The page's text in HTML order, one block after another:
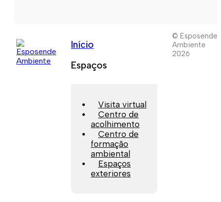
Início
Espaços
Visita virtual
Centro de
acolhimento
Centro de
formação
ambiental
Espaços
exteriores
© Esposende
Ambiente
2026